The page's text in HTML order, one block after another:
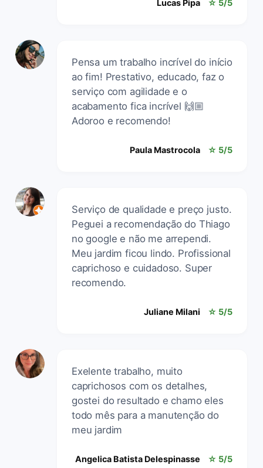
Lucas Pipa ☆ 5/5
Pensa um trabalho incrível do início
ao fim! Prestativo, educado, faz o
serviço com agilidade e o
acabamento fica incrível 🙌🏼
Adoroo e recomendo!
Paula Mastrocola ☆ 5/5
Serviço de qualidade e preço justo.
Peguei a recomendação do Thiago
no google e não me arrependi.
Meu jardim ficou lindo. Profissional
caprichoso e cuidadoso. Super
recomendo.
Juliane Milani ☆ 5/5
Exelente trabalho, muito
caprichosos com os detalhes,
gostei do resultado e chamo eles
todo mês para a manutenção do
meu jardim
Angelica Batista Delespinasse ☆ 5/5